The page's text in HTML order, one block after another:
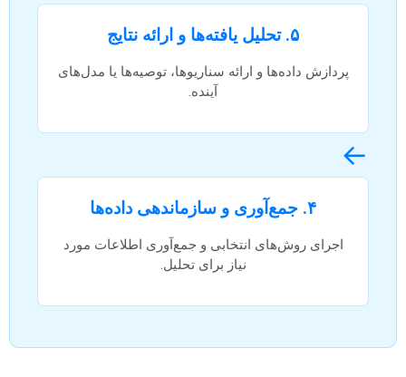
۵. تحلیل یافته‌ها و ارائه نتایج
پردازش داده‌ها و ارائه سناریوها، توصیه‌ها یا مدل‌های
آینده.
←
۴. جمع‌آوری و سازماندهی داده‌ها
اجرای روش‌های انتخابی و جمع‌آوری اطلاعات مورد
نیاز برای تحلیل.